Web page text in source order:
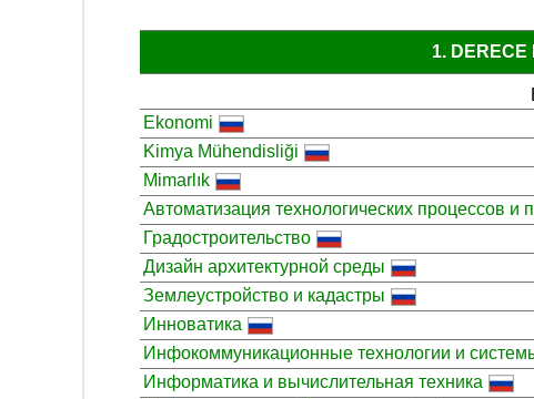
1. DERECE
Ekonomi
Kimya Mühendisliği
Mimarlık
Автоматизация технологических процессов и
Градостроительство
Дизайн архитектурной среды
Землеустройство и кадастры
Инноватика
Инфокоммуникационные технологии и
Информатика и вычислительная техника